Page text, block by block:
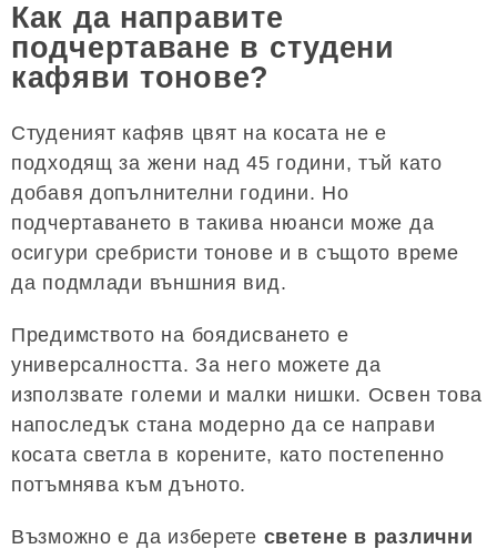
Как да направите
подчертаване в студени
кафяви тонове?
Студеният кафяв цвят на косата не е
подходящ за жени над 45 години, тъй като
добавя допълнителни години. Но
подчертаването в такива нюанси може да
осигури сребристи тонове и в същото време
да подмлади външния вид.
Предимството на боядисването е
универсалността. За него можете да
използвате големи и малки нишки. Освен това
напоследък стана модерно да се направи
косата светла в корените, като постепенно
потъмнява към дъното.
Възможно е да изберете светене в различни